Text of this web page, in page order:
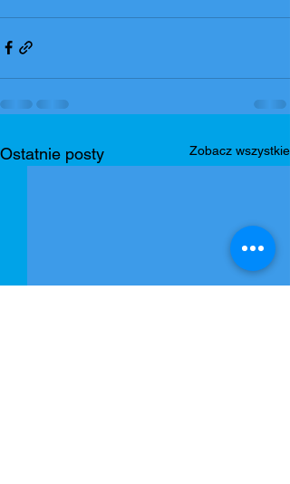
Ostatnie posty Zobacz wszystkie